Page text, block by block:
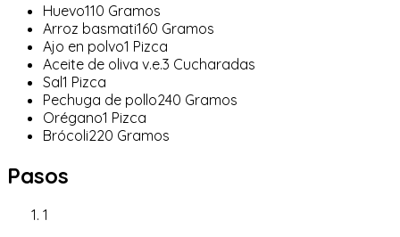
Huevo110 Gramos
Arroz basmati160 Gramos
Ajo en polvo1 Pizca
Aceite de oliva v.e.3 Cucharadas
Sal1 Pizca
Pechuga de pollo240 Gramos
Orégano1 Pizca
Brócoli220 Gramos
Pasos
1